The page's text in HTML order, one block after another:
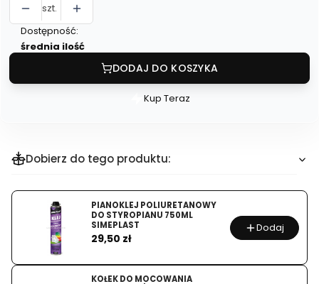
szt.
Dostępność:
średnia ilość
DODAJ DO KOSZYKA
Szybki
produktu
DO
POZIOMOWANIA
LEVEL
Kup Teraz
Dobierz do tego produktu:
PIANOKLEJ POLIURETANOWY
DO STYROPIANU 750ML
SIMEPLAST
Cena
29,50 zł
Dodaj
KOŁEK DO MOCOWANIA